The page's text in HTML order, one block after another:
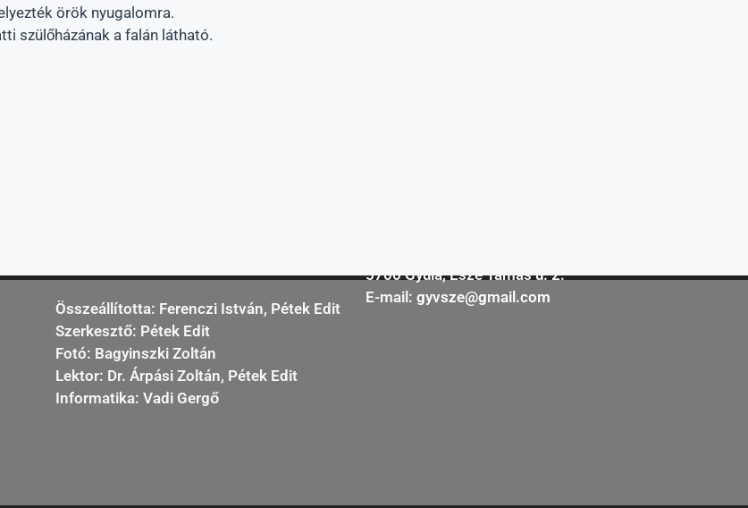
örök nyugalomra.
szülőházának a falán látható.
Összeállította: Ferenczi István, Pétek Edit
Szerkesztő: Pétek Edit
Fotó: Bagyinszki Zoltán
Lektor: Dr. Árpási Zoltán, Pétek Edit
Informatika: Vadi Gergő
5700 Gyula, Esze Tamás u. 2.
E-mail:gyvsze@gmail.com